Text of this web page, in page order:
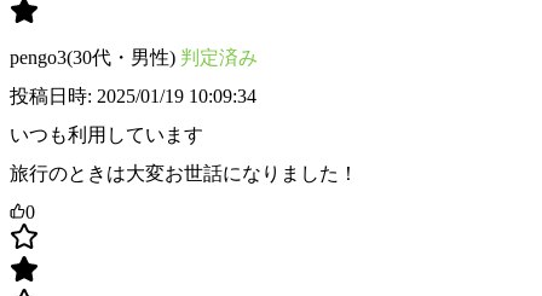
pengo3(30代・男性) 判定済み
投稿日時: 2025/01/19 10:09:34
いつも利用しています
旅行のときは大変お世話になりました！
0